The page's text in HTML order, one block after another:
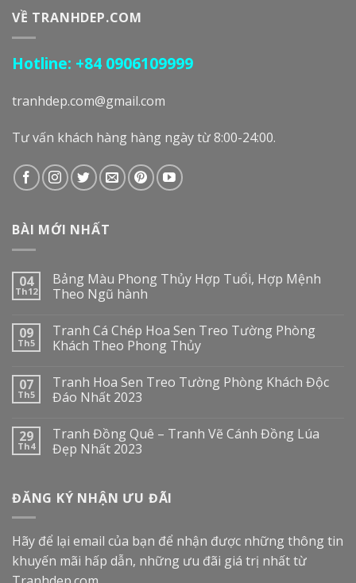
VỀ TRANHDEP.COM
Hotline: +84 0906109999
tranhdep.com@gmail.com
Tư vấn khách hàng hàng ngày từ 8:00-24:00.
BÀI MỚI NHẤT
04
Th12
Bảng Màu Phong Thủy Hợp Tuổi, Hợp Mệnh
Theo Ngũ hành
09
Th5
Tranh Cá Chép Hoa Sen Treo Tường Phòng
Khách Theo Phong Thủy
07
Th5
Tranh Hoa Sen Treo Tường Phòng Khách Độc
Đáo Nhất 2023
29
Th4
Tranh Đồng Quê – Tranh Vẽ Cánh Đồng Lúa
Đẹp Nhất 2023
ĐĂNG KÝ NHẬN ƯU ĐÃI
Hãy để lại email của bạn để nhận được những thông tin
khuyến mãi hấp dẫn, những ưu đãi giá trị nhất từ